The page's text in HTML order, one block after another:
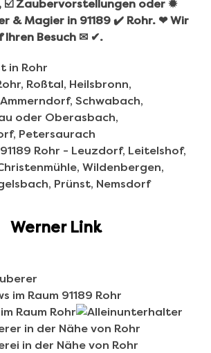
☑️ Zaubervorstellungen oder ✹
& Magier in 91189 ✔️ Rohr. ❤ Wir
Ihren Besuch ✉ ✔.
Werner Link